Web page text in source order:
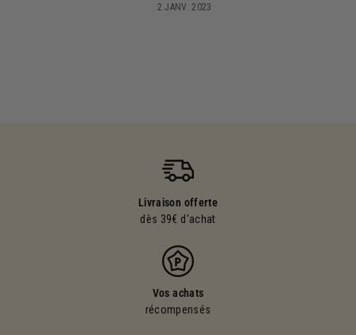
2 JANV. 2023
Livraison offerte
dès 39€ d'achat
Vos achats
récompensés